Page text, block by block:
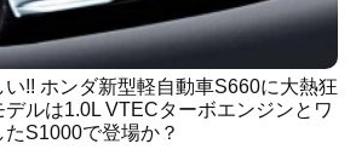
い!! ホンダ新型軽自動車S660に大熱狂
ルは1.0L VTECターボエンジンとワ
S1000で登場か？